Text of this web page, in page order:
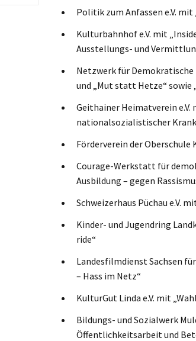
Politik zum Anfassen e.V. mit
Kulturbahnhof e.V. mit
Ausstellungs- und
Netzwerk für Demokratische
und „Mut statt Hetze“ sowie
Geithainer Heimatverein e.V.
nationalsozialistischer
Förderverein der Oberschule
Courage-Werkstatt für
Ausbildung – gegen
Schweizerhaus Püchau e.V.
Kinder- und Jugendring
ride“
Landesfilmdienst Sachsen
– Hass im Netz“
KulturGut Linda e.V. mit
Bildungs- und Sozialwerk
Öffentlichkeitsarbeit und